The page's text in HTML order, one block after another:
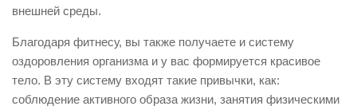
внешней среды.
Благодаря фитнесу, вы также получаете и систему
оздоровления организма и у вас формируется красивое
тело. В эту систему входят такие привычки, как:
соблюдение активного образа жизни, занятия физическими